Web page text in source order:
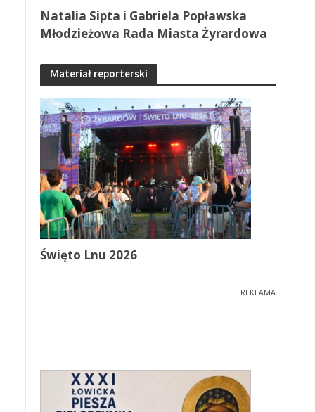
Natalia Sipta i Gabriela Popławska
Młodzieżowa Rada Miasta Żyrardowa
Materiał reporterski
Święto Lnu 2026
REKLAMA